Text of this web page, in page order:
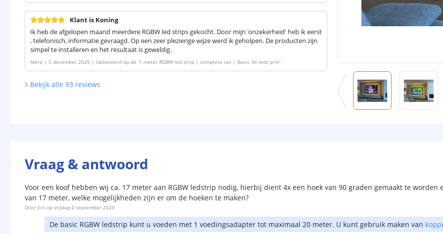
Klant is Koning
Ik heb de afgelopen maand meerdere RGBW led strips gekocht. Door mijn 'onzekerheid' heb ik eerst
, telefonisch, informatie gevraagd. Op een zeer plezierige wijze werd ik geholpen. De producten zijn
simpel te installeren en het resultaat is geweldig.
Adrie | 5 december 2025 | Gebaseerd op de '1 meter RGBW led strip | complete set | Basic 36 leds p/m'
Bekijk alle 93 reviews
Vraag & antwoord
Voor een koof hebben wij ca. 17 meter aan RGBW ledstrip nodig, hierbij dient 4x een hoek van 90 graden gemaakt te
van 17 meter, welke mogelijkheden zijn er om de hoeken te maken?
Door Jim op vrijdag 4 september 2020
De basic RGBW ledstrip kunt u voeden met 1 voedingsadapter tot maximaal 20 meter. U kunt gebruik maken van